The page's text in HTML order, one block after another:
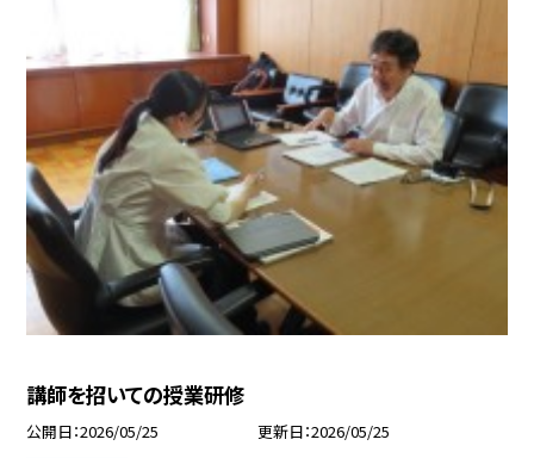
講師を招いての授業研修
公開日 2026/05/25 更新日 2026/05/25